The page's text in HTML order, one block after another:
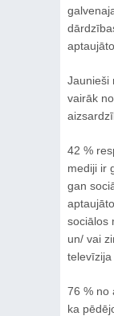
Jaunieši
vairāk
42 %
mediji ir
gan
sociālos
un/ vai
televīzija
76 % no
ka